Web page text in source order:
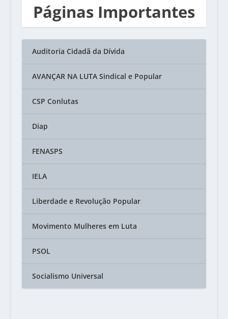
Páginas Importantes
Auditoria Cidadã da Dívida
AVANÇAR NA LUTA Sindical e Popular
CSP Conlutas
Diap
FENASPS
IELA
Liberdade e Revolução Popular
Movimento Mulheres em Luta
PSOL
Socialismo Universal